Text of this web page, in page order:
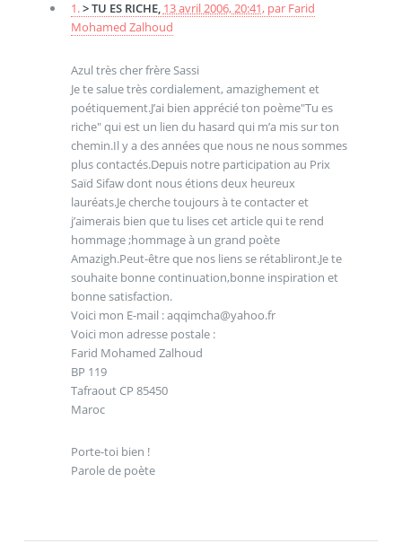
1.> TU ES RICHE, 13 avril 2006, 20:41, par Farid
Mohamed Zalhoud
Azul très cher frère Sassi
Je te salue très cordialement, amazighement et
poétiquement.J’ai bien apprécié ton poème"Tu es
riche" qui est un lien du hasard qui m’a mis sur ton
chemin.Il y a des années que nous ne nous sommes
plus contactés.Depuis notre participation au Prix
Saïd Sifaw dont nous étions deux heureux
lauréats.Je cherche toujours à te contacter et
j’aimerais bien que tu lises cet article qui te rend
hommage ;hommage à un grand poète
Amazigh.Peut-être que nos liens se rétabliront.Je te
souhaite bonne continuation,bonne inspiration et
bonne satisfaction.
Voici mon E-mail : aqqimcha@yahoo.fr
Voici mon adresse postale :
Farid Mohamed Zalhoud
BP 119
Tafraout CP 85450
Maroc
Porte-toi bien !
Parole de poète